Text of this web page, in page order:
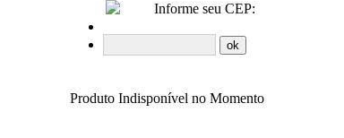
Informe seu CEP:
Produto Indisponível no Momento